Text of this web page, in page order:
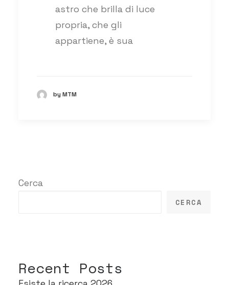
astro che brilla di luce
propria, che gli
appartiene, è sua
by MTM
Cerca
CERCA
Recent Posts